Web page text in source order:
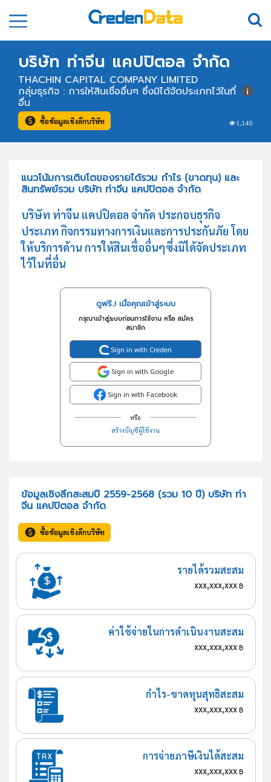
บริษัท ท่าจีน แคปปิตอล จำกัด
THACHIN CAPITAL COMPANY LIMITED
1,140
กลุ่มธุรกิจ : การให้สินเชื่ออื่นๆ ซึ่งมิได้จัดประเภทไว้ในที่
อื่น
ซื้อข้อมูลเชิงลึกบริษัท
แนวโน้มการเติบโตของรายได้รวม กำไร (ขาดทุน) และ
สินทรัพย์รวม บริษัท ท่าจีน แคปปิตอล จำกัด
บริษัท ท่าจีน แคปปิตอล จำกัด ประกอบธุรกิจ
ประเภท กิจกรรมทางการเงินและการประกันภัย โดย
ให้บริการด้าน การให้สินเชื่ออื่นๆซึ่งมิได้จัดประเภท
ไว้ในที่อื่น
ดูฟรี..! เมื่อคุณเข้าสู่ระบบ
กรุณาเข้าสู่ระบบก่อนการใช้งาน หรือ สมัคร
สมาชิก
Sign in with Creden
Sign in with Google
Sign in with Facebook
หรือ
สร้างบัญชีผู้ใช้งาน
ข้อมูลเชิงลึกสะสมปี 2559-2568 (รวม 10 ปี) บริษัท ท่า
จีน แคปปิตอล จำกัด
ซื้อข้อมูลเชิงลึกบริษัท
รายได้รวมสะสม
xxx,xxx,xxx฿
ค่าใช้จ่ายในการดำเนินงานสะสม
xxx,xxx,xxx฿
กำไร-ขาดทุนสุทธิสะสม
xxx,xxx,xxx฿
การจ่ายภาษีเงินได้สะสม
xxx,xxx,xxx฿